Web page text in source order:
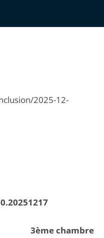
3ème chambre
2025-12-